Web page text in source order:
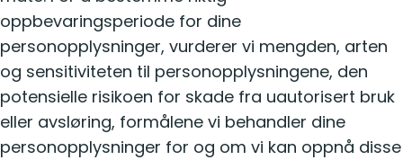
oppbevaringsperiode for dine
personopplysninger, vurderer vi mengden, arten
og sensitiviteten til personopplysningene, den
potensielle risikoen for skade fra uautorisert bruk
eller avsløring, formålene vi behandler dine
personopplysninger for og om vi kan oppnå disse